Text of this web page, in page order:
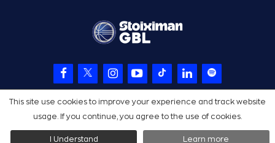
This site use cookies to improve your experience and track website
usage. If you continue, you agree to the use of cookies.
I Understand Learn more